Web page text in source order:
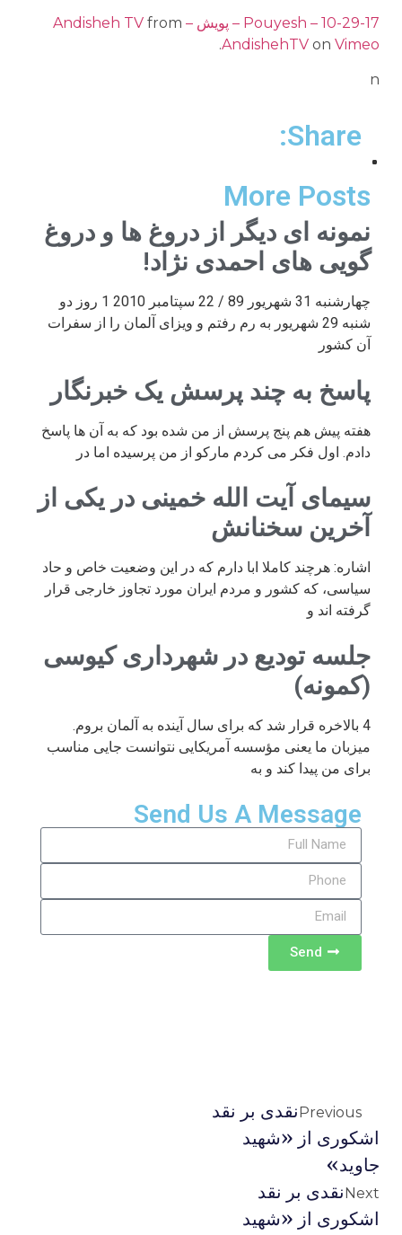
Pouyesh – 10-29-17 – پویش – Andisheh TV
from
AndishehTV on Vimeo
.
n
Share:
More Posts
نمونه ای دیگر از دروغ ها و دروغ
گویی های احمدی نژاد!
چهارشنبه 31 شهریور 89 / 22 سپتامبر 2010 1 روز دو
شنبه 29 شهریور به رم رفتم و ویزای آلمان را از سفرات
آن کشور
پاسخ به چند پرسش یک خبرنگار
هفته پیش هم پنج پرسش از من شده بود که به آن ها پاسخ
دادم. اول فکر می کردم مارکو از من پرسیده اما در
سیمای آیت الله خمینی در یکی از
آخرین سخنانش
اشاره: هرچند کاملا ابا دارم که در این وضعیت خاص و حاد
سیاسی، که کشور و مردم ایران مورد تجاوز خارجی قرار
گرفته اند و
جلسه تودیع در شهرداری کیوسی
(کمونه)
4 بالاخره قرار شد که برای سال آینده به آلمان بروم.
میزبان ما یعنی مؤسسه آمریکایی نتوانست جایی مناسب
برای من پیدا کند و به
Send Us A Message
Send
Previousنقدی بر نقد
اشکوری از «شهید
جاوید»
Nextنقدی بر نقد
اشکوری از «شهید